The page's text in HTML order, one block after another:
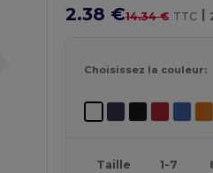
2.38 €14.34 € TTC |
Choisissez la couleur:
Taille 1-7